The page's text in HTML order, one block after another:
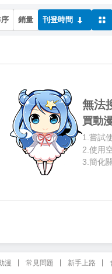
銷量 刊登時間
無法
買動
1.嘗試
2.使用
3.簡化
漫 常見問題 新手上路